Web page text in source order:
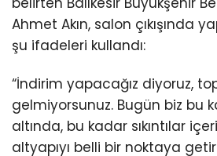
Ahmet Akın, salon çıkışında
şu ifadeleri kullandı:
“İndirim yapacağız diyoruz,
gelmiyorsunuz. Bugün biz bu
altında, bu kadar sıkıntılar
altyapıyı belli bir noktaya